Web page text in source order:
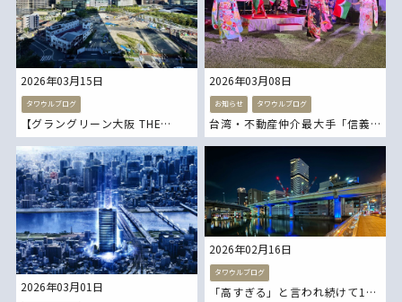
トリーグ ジーライオンアリー
ナ レイシスコーポレーション
2026年03月15日
タワウルブログ
【グラングリーン大阪 THE
SOUTH RESIDENCE】気になる
「販売価格」は？ 「販売開
始」はいつ
か
大阪タワーマンション 新築タ
ワーマンション グラングリー
ン大阪
2026年03月08日
お知らせ タワウルブログ
台湾・不動産仲介最大手「信義
房屋不動産株式会社」様より二
条城へご招待いただきました
2026年03月01日
2026年02月16日
タワウルブログ
「高すぎる」と言われ続けて10